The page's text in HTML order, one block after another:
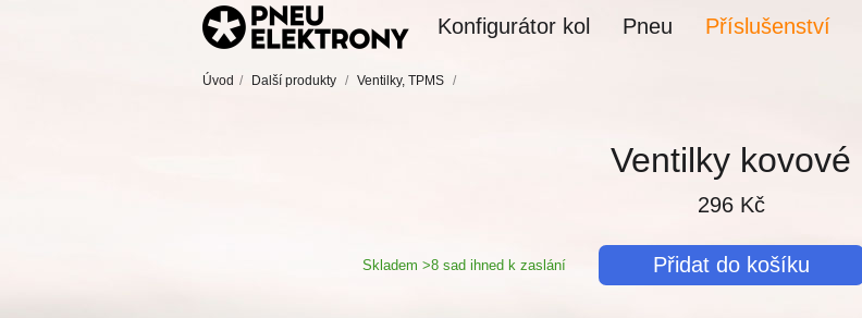
Příslušenství
Pneu
Konfigurátor kol
Úvod / Další produkty / Ventilky, TPMS /
Ventilky kovové
296 Kč
Skladem >8 sad ihned k zaslání Přidat do košíku